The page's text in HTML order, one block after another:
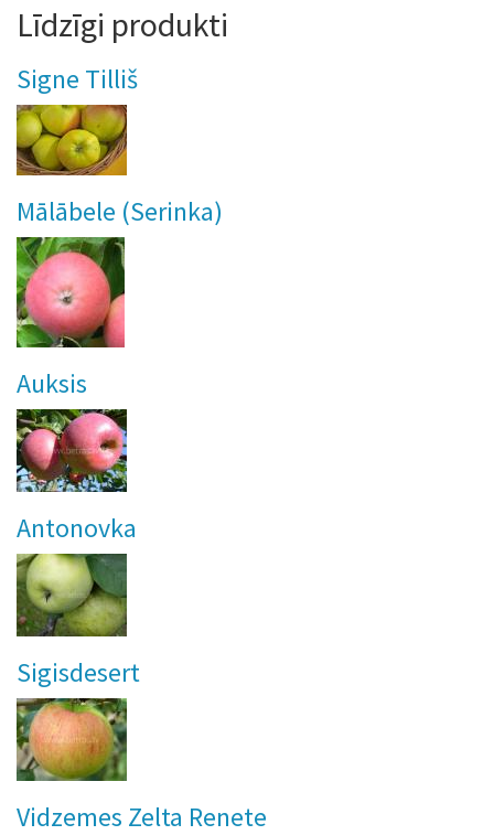
Līdzīgi produkti
Signe Tilliš
Mālābele (Serinka)
Auksis
Antonovka
Sigisdesert
Vidzemes Zelta Renete